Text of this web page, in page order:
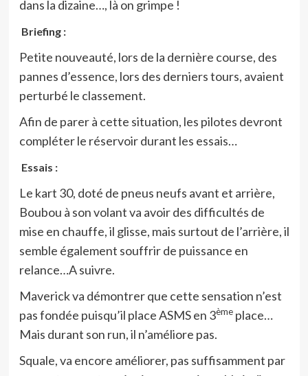
dans la dizaine…, là on grimpe !
Briefing :
Petite nouveauté, lors de la dernière course, des
pannes d’essence, lors des derniers tours, avaient
perturbé le classement.
Afin de parer à cette situation, les pilotes devront
compléter le réservoir durant les essais…
Essais :
Le kart 30, doté de pneus neufs avant et arrière,
Boubou à son volant va avoir des difficultés de
mise en chauffe, il glisse, mais surtout de l’arrière, il
semble également souffrir de puissance en
relance…A suivre.
Maverick va démontrer que cette sensation n’est
pas fondée puisqu’il place ASMS en 3èmeplace…
Mais durant son run, il n’améliore pas.
Squale, va encore améliorer, pas suffisamment par